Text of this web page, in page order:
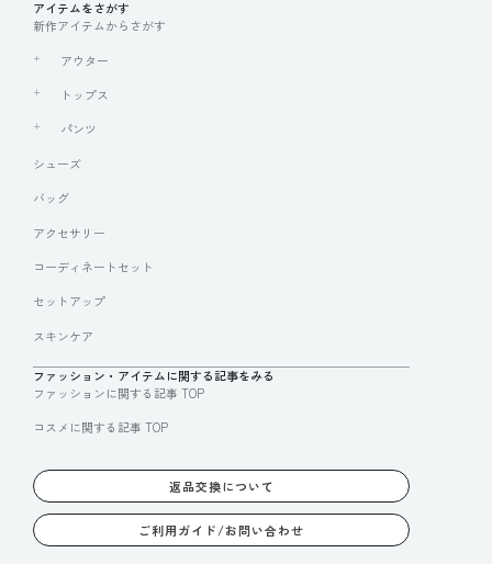
アイテムをさがす
新作アイテムからさがす
アウター
トップス
パンツ
シューズ
バッグ
アクセサリー
コーディネートセット
セットアップ
スキンケア
ファッション・アイテムに関する記事をみる
ファッションに関する記事 TOP
コスメに関する記事 TOP
返品交換について
ご利用ガイド/お問い合わせ